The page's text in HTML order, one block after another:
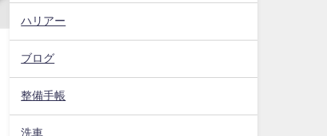
ハリアー
ブログ
整備手帳
洗車